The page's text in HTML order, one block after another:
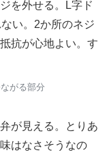
を外せる。L字ド
い。2か所のネジ
抗が心地よい。す
がる部分
が見える。とりあ
はなさそうなの